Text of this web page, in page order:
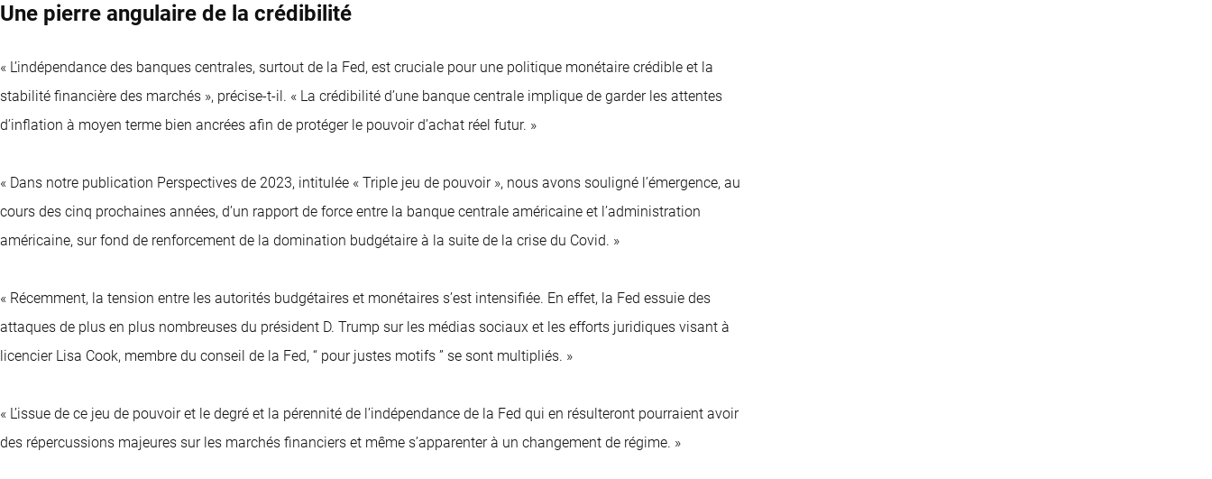
Une pierre angulaire de la crédibilité
« L’indépendance des banques centrales, surtout de la Fed, est cruciale pour une politique monétaire crédible et la
stabilité financière des marchés », précise-t-il. « La crédibilité d’une banque centrale implique de garder les attentes
d’inflation à moyen terme bien ancrées afin de protéger le pouvoir d’achat réel futur. »
« Dans notre publication Perspectives de 2023, intitulée « Triple jeu de pouvoir », nous avons souligné l’émergence, au
cours des cinq prochaines années, d’un rapport de force entre la banque centrale américaine et l’administration
américaine, sur fond de renforcement de la domination budgétaire à la suite de la crise du Covid. »
« Récemment, la tension entre les autorités budgétaires et monétaires s’est intensifiée. En effet, la Fed essuie des
attaques de plus en plus nombreuses du président D. Trump sur les médias sociaux et les efforts juridiques visant à
licencier Lisa Cook, membre du conseil de la Fed, “ pour justes motifs ” se sont multipliés. »
« L’issue de ce jeu de pouvoir et le degré et la pérennité de l’indépendance de la Fed qui en résulteront pourraient avoir
des répercussions majeures sur les marchés financiers et même s’apparenter à un changement de régime. »